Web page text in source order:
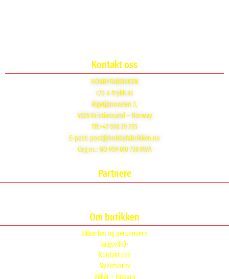
Kontakt oss
HOBBYFABRIKKEN
c/o a-trykk as
Rigetjønnveien 3,
4626 Kristiansand – Norway
Tlf:+47 928 39 255
E-post: post@hobbyfabrikken.no
Org nr.: NO 959 610 738 MVA
Partnere
Om butikken
Sikkerhet og personvern
Salgsvilkår
Kontakt oss
Nyhetsbrev
Vilkår – Faktura